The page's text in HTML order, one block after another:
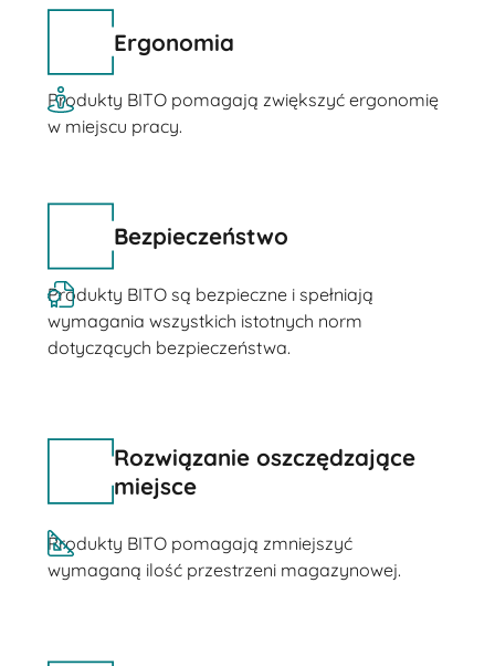
Ergonomia
Produkty BITO pomagają zwiększyć ergonomię
w miejscu pracy.
Bezpieczeństwo
Produkty BITO są bezpieczne i spełniają
wymagania wszystkich istotnych norm
dotyczących bezpieczeństwa.
Rozwiązanie oszczędzające
miejsce
Produkty BITO pomagają zmniejszyć
wymaganą ilość przestrzeni magazynowej.